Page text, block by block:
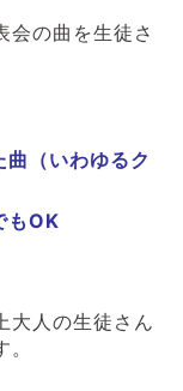
会の曲を生徒さ
（いわゆるク
もOK
大人の生徒さん